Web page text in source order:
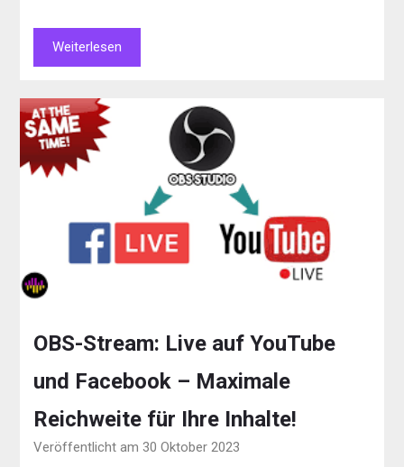
Weiterlesen
OBS-Stream: Live auf YouTube
und Facebook – Maximale
Reichweite für Ihre Inhalte!
Veröffentlicht am 30 Oktober 2023